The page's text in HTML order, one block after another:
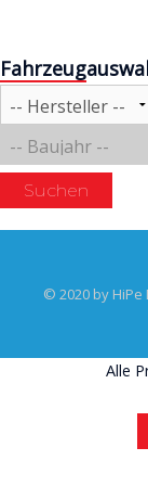
Suchen
© 2020 by
Alle